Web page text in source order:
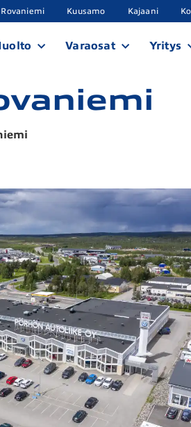
Rovaniemi Kuusamo Kajaani
Varaosat Yritys